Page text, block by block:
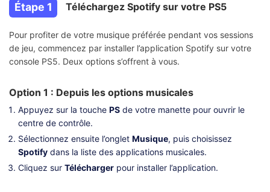
Étape 1 Téléchargez Spotify sur votre PS5
Pour profiter de votre musique préférée pendant vos sessions
de jeu, commencez par installer l’application Spotify sur votre
console PS5. Deux options s’offrent à vous.
Option 1 : Depuis les options musicales
Appuyez sur la touche PS de votre manette pour ouvrir le
centre de contrôle.
Sélectionnez ensuite l’onglet Musique, puis choisissez
Spotify dans la liste des applications musicales.
Cliquez sur Télécharger pour installer l’application.